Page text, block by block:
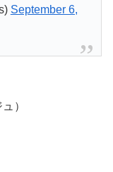
September 6,
）